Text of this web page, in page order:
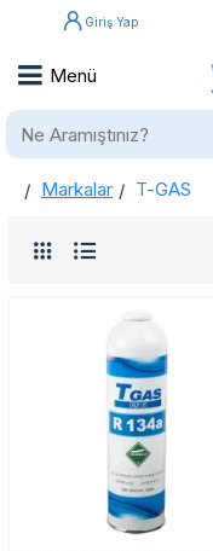
Giriş Yap
Ne
home
Markalar T-GAS